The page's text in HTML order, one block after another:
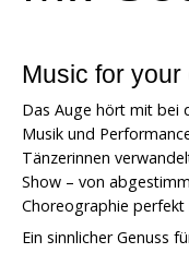
Music for your
Das Auge hört mit bei
Musik und
Tänzerinnen
Show – von
Choreographie perfekt
Ein sinnlicher Genuss